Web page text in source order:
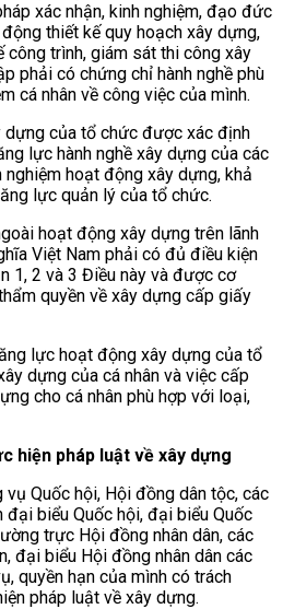
xác nhận, kinh nghiệm, đạo đức
thiết kế quy hoạch xây dựng,
công trình, giám sát thi công xây
phải có chứng chỉ hành nghề phù
cá nhân về công việc của mình.
của tổ chức được xác định
lực hành nghề xây dựng của các
hoạt động xây dựng, khả
lực quản lý của tổ chức.
hoạt động xây dựng trên lãnh
Việt Nam phải có đủ điều kiện
1, 2 và 3 Điều này và được cơ
quyền về xây dựng cấp giấy
lực hoạt động xây dựng của tổ
dựng của cá nhân và việc cấp
cho cá nhân phù hợp với loại,
hiện pháp luật về xây dựng
vụ Quốc hội, Hội đồng dân tộc, các
đại biểu Quốc hội, đại biểu Quốc
trực Hội đồng nhân dân, các
đại biểu Hội đồng nhân dân các
quyền hạn của mình có trách
pháp luật về xây dựng.